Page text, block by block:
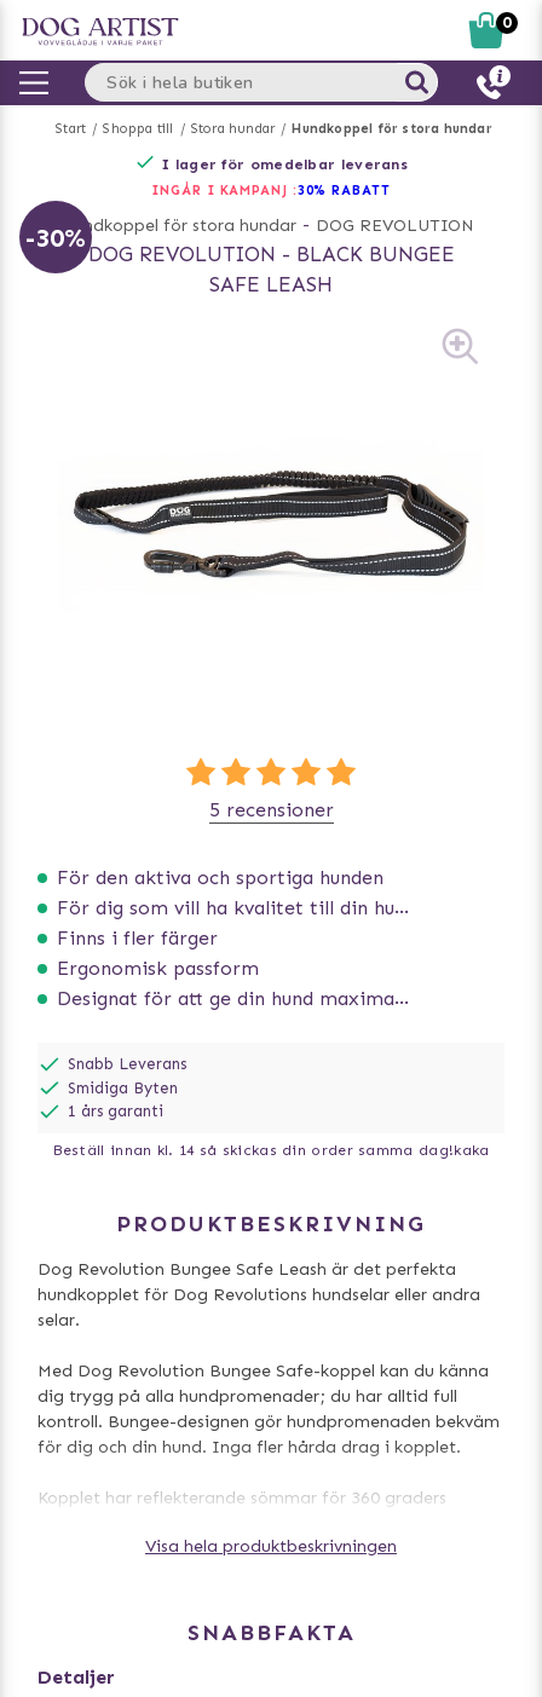
Start Shoppa till Stora hundar Hundkoppel för stora hundar
I lager för omedelbar leverans
INGÅR I KAMPANJ :30% RABATT
-30%Hundkoppel för stora hundar - DOG REVOLUTION
DOG REVOLUTION - BLACK BUNGEE
SAFE LEASH
För den aktiva och sportiga hunden
För dig som vill ha kvalitet till din hund!
Finns i fler färger
Ergonomisk passform
Designat för att ge din hund maximal komfort
5 recensioner
Snabb Leverans
Smidiga Byten
1 års garanti
Beställ innan kl. 14 så skickas din order samma dag!kaka
PRODUKTBESKRIVNING
Dog Revolution Bungee Safe Leash är det perfekta
hundkopplet för Dog Revolutions hundselar eller andra
selar.
Med Dog Revolution Bungee Safe-koppel kan du känna
dig trygg på alla hundpromenader; du har alltid full
kontroll. Bungee-designen gör hundpromenaden bekväm
för dig och din hund. Inga fler hårda drag i kopplet.
Kopplet har reflekterande sömmar för 360 graders
säkerhetshandtag som du kan ta tag i när du behöver
Visa hela produktbeskrivningen
SNABBFAKTA
Detaljer
0